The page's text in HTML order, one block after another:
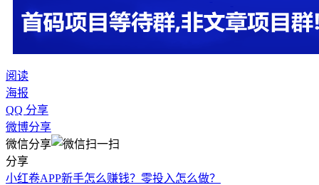
阅读
海报
QQ 分享
微博分享
微信分享
分享
小红卷APP新手怎么赚钱？零投入怎么做？